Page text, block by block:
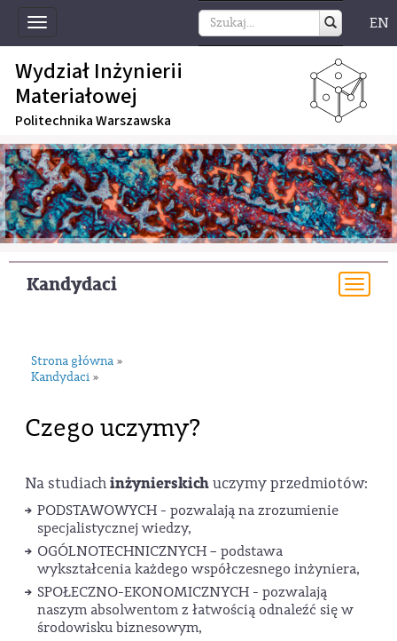
Toggle
navigation
EN
Wydział Inżynierii
Materiałowej
Politechnika Warszawska
Kandydaci
Strona główna »
Kandydaci »
Czego uczymy?
Na studiachinżynierskichuczymy przedmiotów:
PODSTAWOWYCH - pozwalają na zrozumienie
specjalistycznej wiedzy,
OGÓLNOTECHNICZNYCH – podstawa
wykształcenia każdego współczesnego inżyniera,
SPOŁECZNO-EKONOMICZNYCH - pozwalają
naszym absolwentom z łatwością odnaleźć się w
środowisku biznesowym,